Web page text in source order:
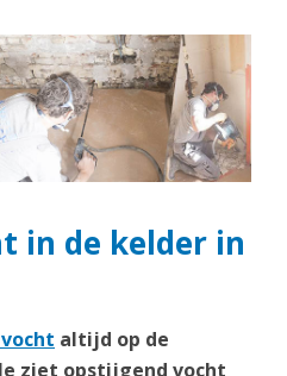
in de kelder in
altijd op de
ziet opstijgend vocht